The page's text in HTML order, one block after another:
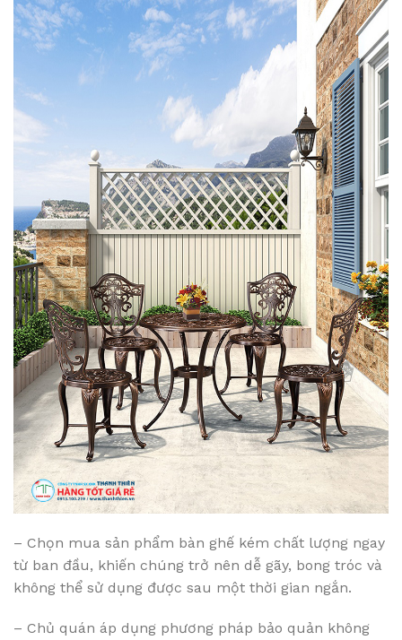
– Chọn mua sản phẩm bàn ghế kém chất lượng ngay
từ ban đầu, khiến chúng trở nên dễ gãy, bong tróc và
không thể sử dụng được sau một thời gian ngắn.
– Chủ quán áp dụng phương pháp bảo quản không